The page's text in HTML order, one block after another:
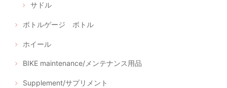
サドル
ボトルゲージ ボトル
ホイール
BIKE maintenance/メンテナンス用品
Supplement/サプリメント